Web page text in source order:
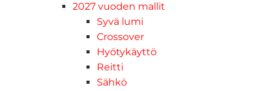
2027 vuoden mallit
Syvä lumi
Crossover
Hyötykäyttö
Reitti
Sähkö